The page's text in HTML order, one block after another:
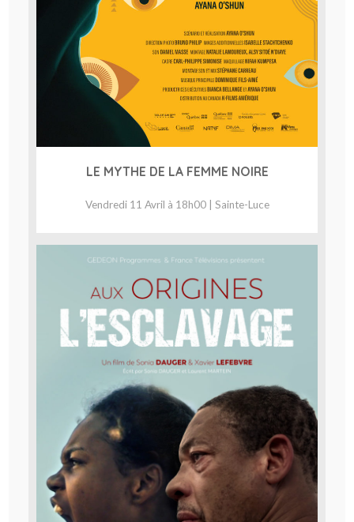
LE MYTHE DE LA FEMME NOIRE
Vendredi 11 Avril à 18h00 | Sainte-Luce